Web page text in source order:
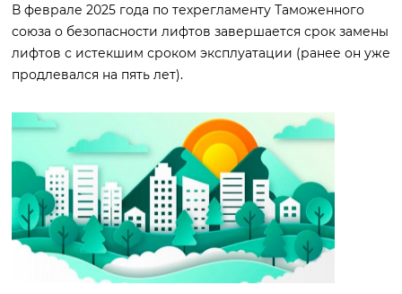
В феврале 2025 года по техрегламенту Таможенного
союза о безопасности лифтов завершается срок замены
лифтов с истекшим сроком эксплуатации (ранее он уже
продлевался на пять лет).